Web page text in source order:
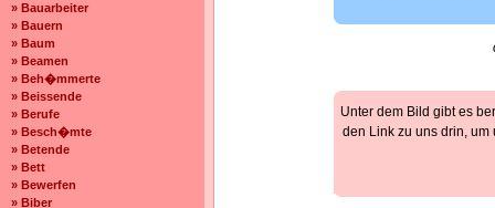
» Bauarbeiter
» Bauern
» Baum
» Beamen
» Beh�mmerte
» Beissende
» Berufe
» Besch�mte
» Betende
» Bett
» Bewerfen
» Biber
Unter dem Bild gibt es
den Link zu uns drin,